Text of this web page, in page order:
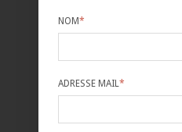
NOM*
ADRESSE MAIL *